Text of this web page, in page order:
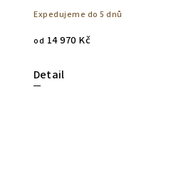
Expedujeme do 5 dnů
od 14 970 Kč
Detail